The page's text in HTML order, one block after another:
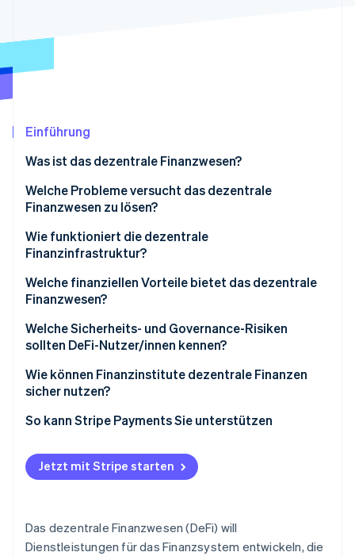
Start-up-Gründung
Climate
Stripe-Sessions 2026
Jetzt ansehen
Einführung
Was ist das dezentrale Finanzwesen?
Welche Probleme versucht das dezentrale
Finanzwesen zu lösen?
Zugang
Kontrolle und Transparenz
Wie funktioniert die dezentrale
Finanzinfrastruktur?
Blockchains
Wallets
Smart-Contract-Plattformen
Dezentrale Börsen und AMMs
Kreditprotokolle
Orakel und Governance
Welche finanziellen Vorteile bietet das dezentrale
Finanzwesen?
Welche Sicherheits- und Governance-Risiken
sollten DeFi-Nutzer/innen kennen?
Schwachstellen von Smart Contracts
Marktliquiditätsrisiko
Governance-Konzentration
Wie können Finanzinstitute dezentrale Finanzen
sicher nutzen?
So kann Stripe Payments Sie unterstützen
Jetzt mit Stripe starten
Das dezentrale Finanzwesen (DeFi) will
Dienstleistungen für das Finanzsystem entwickeln, die